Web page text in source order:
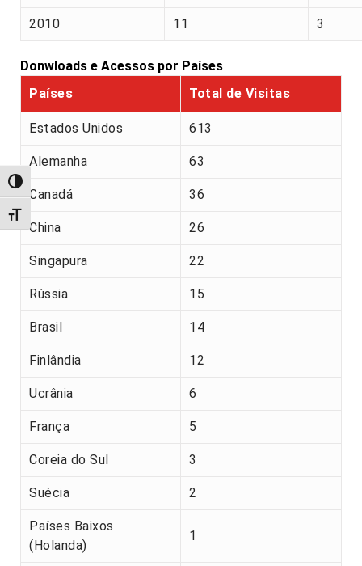
Alternar alto contraste
Alternar tamanho da fonte
2010 11 3
Donwloads e Acessos por Países
Países
Total de Visitas
Estados Unidos 613
Alemanha 63
Canadá 36
China 26
Singapura 22
Rússia 15
Brasil 14
Finlândia 12
Ucrânia 6
França 5
Coreia do Sul 3
Suécia 2
Países Baixos
(Holanda)
1